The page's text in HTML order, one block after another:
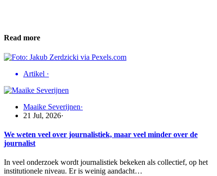
Read more
Artikel ·
Maaike Severijnen·
21 Jul, 2026·
We weten veel over journalistiek, maar veel minder over de
journalist
In veel onderzoek wordt journalistiek bekeken als collectief, op het
institutionele niveau. Er is weinig aandacht…